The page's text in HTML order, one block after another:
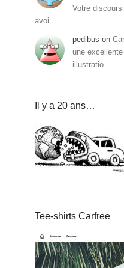
Votre
avoi…
pedibus on
une
illustratio…
Il y a 20 ans…
Tee-shirts Carfree